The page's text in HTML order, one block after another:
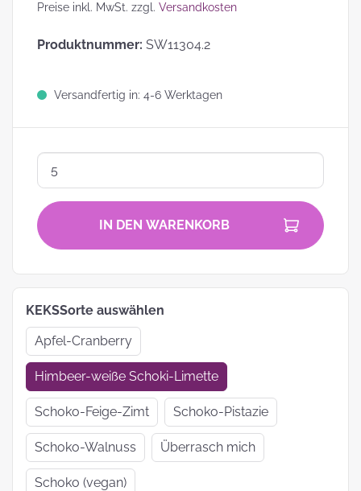
Preise inkl. MwSt. zzgl. Versandkosten
Produktnummer: SW11304.2
Versandfertig in: 4-6 Werktagen
IN DEN WARENKORB
KEKSSorte auswählen
Apfel-Cranberry
Himbeer-weiße Schoki-Limette
Schoko-Feige-Zimt Schoko-Pistazie
Schoko-Walnuss Überrasch mich
Schoko (vegan)